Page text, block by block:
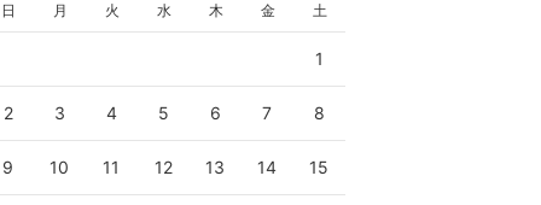
日 月 火 水 木 金 土
1
2 3 4 5 6 7 8
9 10 11 12 13 14 15